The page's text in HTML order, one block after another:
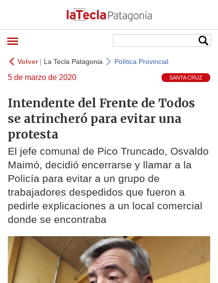
Volver| La Tecla Patagonia Política Provincial
5 de marzo de 2020 SANTA CRUZ
Intendente del Frente de Todos
se atrincheró para evitar una
protesta
El jefe comunal de Pico Truncado, Osvaldo
Maimó, decidió encerrarse y llamar a la
Policía para evitar a un grupo de
trabajadores despedidos que fueron a
pedirle explicaciones a un local comercial
donde se encontraba